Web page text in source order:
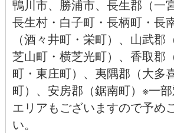
鴨川市、 勝浦市、長生郡（一
長生村・白子町・長柄町・長
（酒々井町・栄町）、山武郡
芝山町・横芝光町）、香取郡
町・東庄町）、夷隅郡（大多
町）、安房郡（鋸南町）※一
エリアもございますので予め
い。